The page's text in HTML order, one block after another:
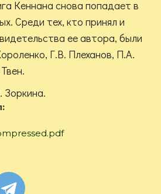
Кеннана снова попадает в
Среди тех, кто принял и
ее автора, были
Г.В. Плеханов, П.А.
Зоркина.